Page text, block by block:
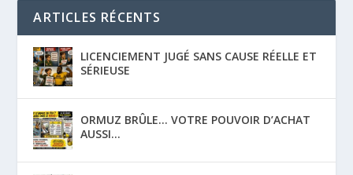
ARTICLES RÉCENTS
LICENCIEMENT JUGÉ SANS CAUSE RÉELLE ET
SÉRIEUSE
ORMUZ BRÛLE… VOTRE POUVOIR D’ACHAT
AUSSI…